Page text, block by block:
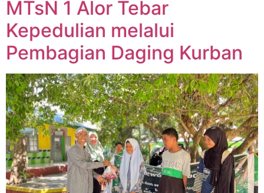
MTsN 1 Alor Tebar
Kepedulian melalui
Pembagian Daging Kurban